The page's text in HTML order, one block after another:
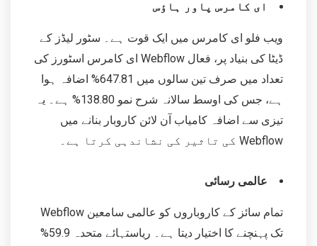
ای کامرس پاور ہاؤس
ویب فلو ای کامرس میں ایک قوت ہے۔ سٹور لیڈز کے
ڈیٹا کی بنیاد پر، فعال Webflow ای کامرس اسٹورز کی
تعداد میں صرف تین سالوں میں 647.81% اضافہ ہوا
ہے، جس کی اوسط سالانہ شرح نمو 138.80% ہے۔ یہ
تیزی سے اضافہ کامیاب آن لائن کاروبار بنانے میں
Webflow کی تاثیر کی نشاندہی کرتا ہے۔
عالمی رسائی
Webflow تمام سائز کے کاروباروں کو عالمی سامعین
تک پہنچنے کا اختیار دیتا ہے۔ ریاستہائے متحدہ 59.9%